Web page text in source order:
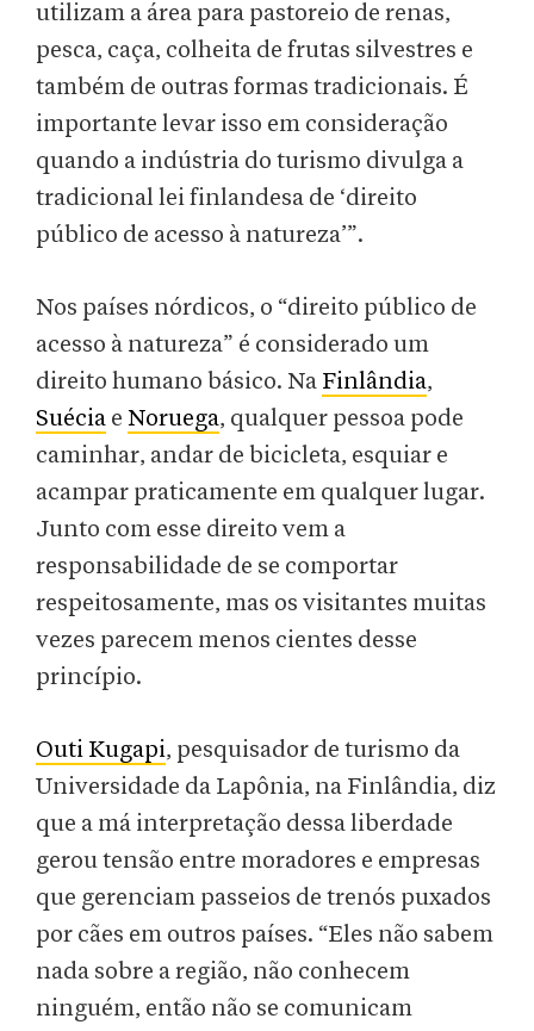
utilizam a área para pastoreio de renas,
pesca, caça, colheita de frutas silvestres e
também de outras formas tradicionais. É
importante levar isso em consideração
quando a indústria do turismo divulga a
tradicional lei finlandesa de ‘direito
público de acesso à natureza’”.
Nos países nórdicos, o “direito público de
acesso à natureza” é considerado um
direito humano básico. Na Finlândia,
Suécia e Noruega, qualquer pessoa pode
caminhar, andar de bicicleta, esquiar e
acampar praticamente em qualquer lugar.
Junto com esse direito vem a
responsabilidade de se comportar
respeitosamente, mas os visitantes muitas
vezes parecem menos cientes desse
princípio.
Outi Kugapi, pesquisador de turismo da
Universidade da Lapônia, na Finlândia, diz
que a má interpretação dessa liberdade
gerou tensão entre moradores e empresas
que gerenciam passeios de trenós puxados
por cães em outros países. “Eles não sabem
nada sobre a região, não conhecem
ninguém, então não se comunicam